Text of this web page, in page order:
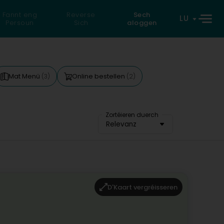
Fannt eng
Persoun
Reverse
Sich
Sech
aloggen
LU
Mat Menü (3) Online bestellen (2)
Zortéieren duerch
Relevanz
D'Kaart vergréisseren